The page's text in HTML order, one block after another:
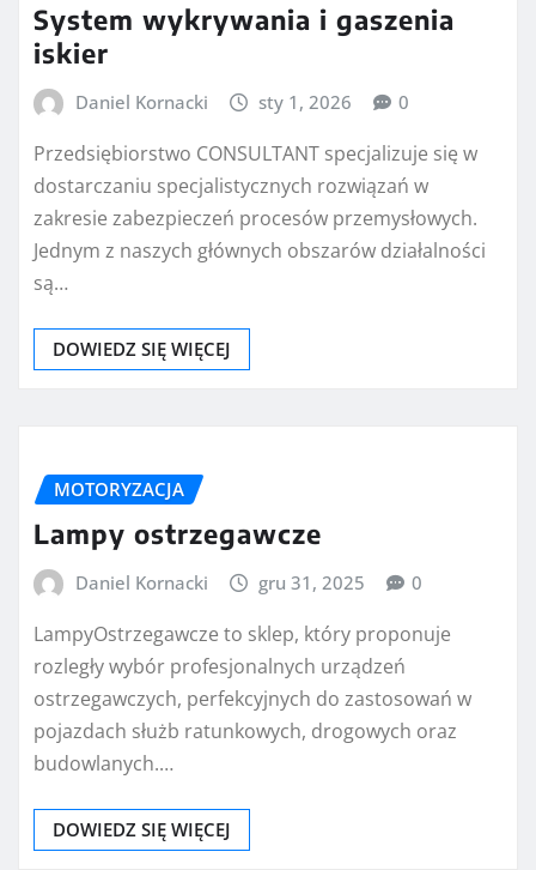
System wykrywania i gaszenia
iskier
Daniel Kornacki sty 1, 2026 0
Przedsiębiorstwo CONSULTANT specjalizuje się w
dostarczaniu specjalistycznych rozwiązań w
zakresie zabezpieczeń procesów przemysłowych.
Jednym z naszych głównych obszarów działalności
są…
DOWIEDZ SIĘ WIĘCEJ
MOTORYZACJA
Lampy ostrzegawcze
Daniel Kornacki gru 31, 2025 0
LampyOstrzegawcze to sklep, który proponuje
rozległy wybór profesjonalnych urządzeń
ostrzegawczych, perfekcyjnych do zastosowań w
pojazdach służb ratunkowych, drogowych oraz
budowlanych.…
DOWIEDZ SIĘ WIĘCEJ